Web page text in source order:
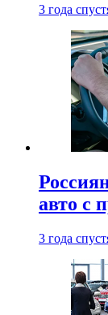
3 года
авто с
3 года